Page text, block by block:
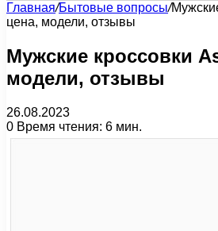
Главная/Бытовые вопросы/
цена, модели, отзывы
Мужские кроссовки
модели, отзывы
26.08.2023
0 Время чтения: 6 мин.